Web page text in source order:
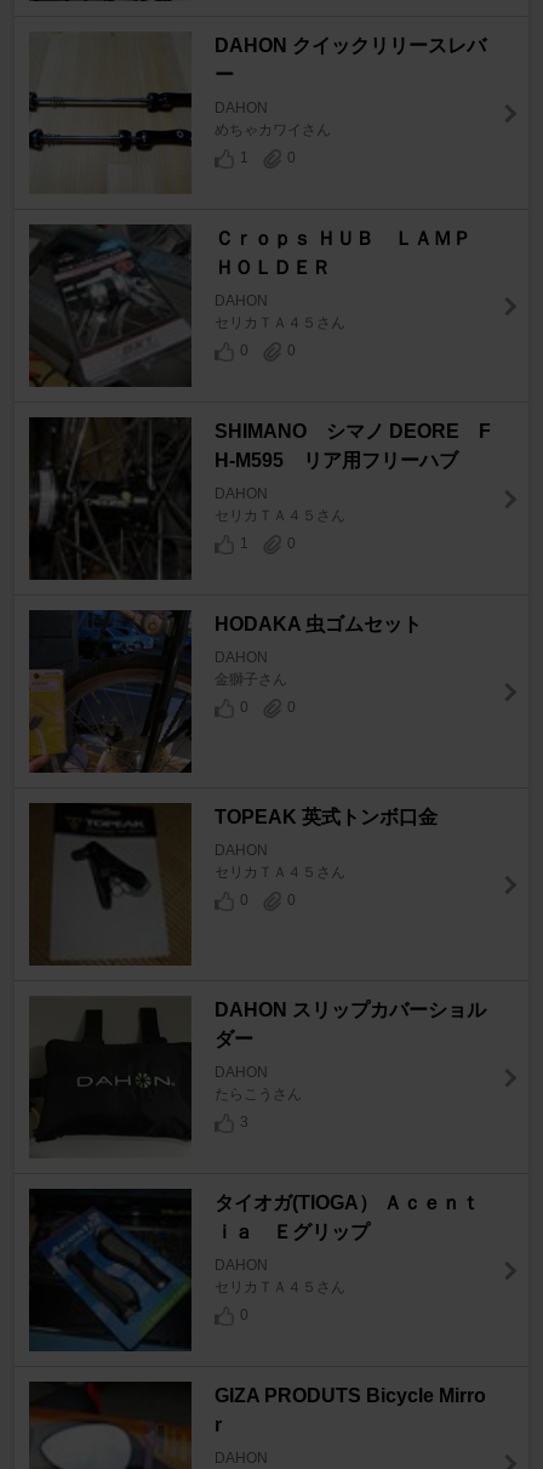
DAHON クイックリリースレバ
ー
DAHON
めちゃカワイさん
1
0
Ｃｒｏｐｓ ＨＵＢ ＬＡＭＰ
ＨＯＬＤＥＲ
DAHON
セリカＴＡ４５さん
0
0
SHIMANO シマノ DEORE F
H-M595 リア用フリーハブ
DAHON
セリカＴＡ４５さん
1
0
HODAKA 虫ゴムセット
DAHON
金獅子さん
0
0
TOPEAK 英式トンボ口金
DAHON
セリカＴＡ４５さん
0
0
DAHON スリップカバーショル
ダー
DAHON
たらこうさん
3
タイオガ(TIOGA） Ａｃｅｎｔ
ｉａ Ｅグリップ
DAHON
セリカＴＡ４５さん
0
GIZA PRODUTS Bicycle Mirro
r
DAHON